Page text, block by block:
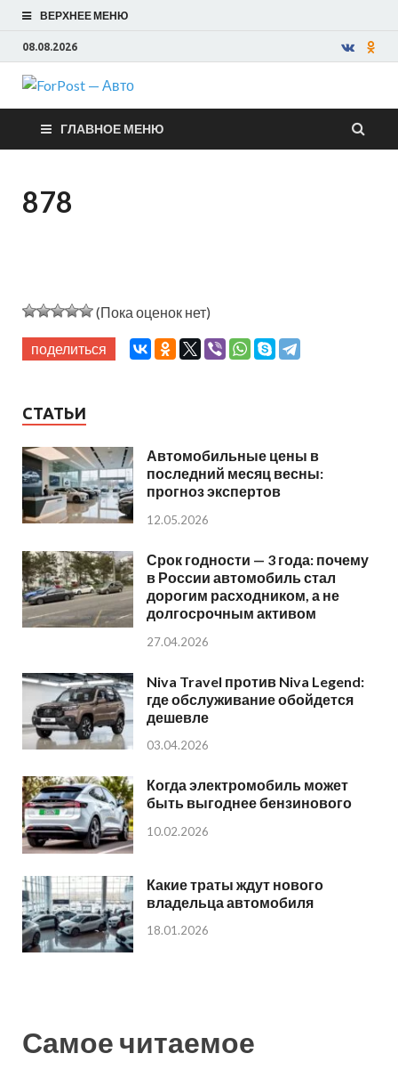
ВЕРХНЕЕ МЕНЮ
08.08.2026
ForPost —
Авто
ГЛАВНОЕ МЕНЮ
878
(Пока оценок нет)
поделиться
СТАТЬИ
Автомобильные цены в
последний месяц весны:
прогноз экспертов
12.05.2026
Срок годности — 3 года: почему
в России автомобиль стал
дорогим расходником, а не
долгосрочным активом
27.04.2026
Niva Travel против Niva Legend:
где обслуживание обойдется
дешевле
03.04.2026
Когда электромобиль может
быть выгоднее бензинового
10.02.2026
Какие траты ждут нового
владельца автомобиля
18.01.2026
Самое читаемое